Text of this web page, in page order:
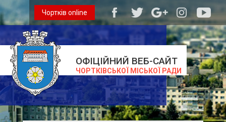
ОФІЦІЙНИЙ ВЕБ-САЙТ
ЧОРТКІВСЬКОЇ МІСЬКОЇ РАДИ
Чортків online